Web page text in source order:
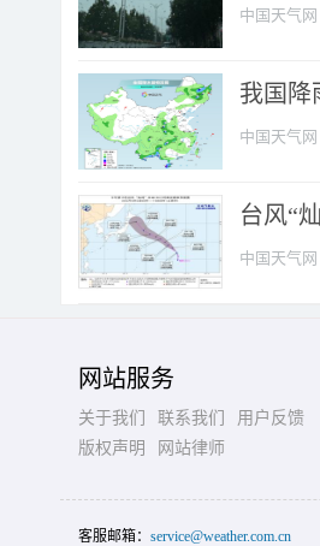
中国天气网
我国降
中国天气网
台风“
中国天气网
网站服务
关于我们 联系我们
用户反馈
版权声明
网站律师
客服邮箱： service@weather.com.cn